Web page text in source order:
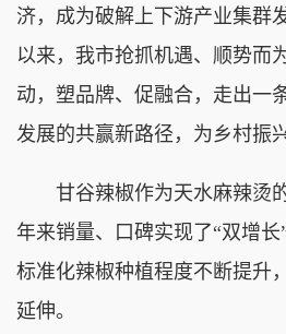
济，成为破解上下游产业集群
以来，我市抢抓机遇、顺势而
动，塑品牌、促融合，走出一
发展的共赢新路径，为乡村振
甘谷辣椒作为天水麻辣烫的
年来销量、口碑实现了“双增长
标准化辣椒种植程度不断提升
延伸。